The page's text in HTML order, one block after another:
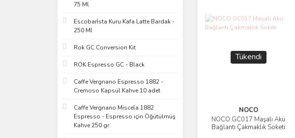
75 Ml
Escobari̇sta Kuru Kafa Latte Bardak -
250 Ml
Rok GC Conversion Kit
ROK Espresso GC - Black
Caffe Vergnano Espresso 1882 -
Cremoso Kapsül Kahve 10 adet
Caffe Vergnano Miscela 1882
Espresso - Espresso için Öğütülmüş
Kahve 250 gr.
Tükendi
NOCO
NOCO GC017 Maşalı Akü
Bağlantı Çakmaklık Soketi
İncele